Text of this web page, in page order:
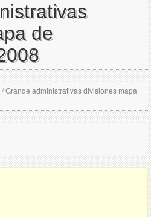
de
/Grande administrativas divisiones mapa